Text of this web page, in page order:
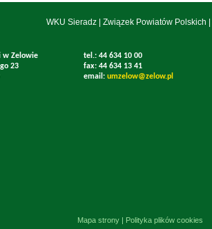
WKU Sieradz| Związek Powiatów Polskich |
w Zelowie
23
tel.: 44 634 10 00
fax: 44 634 13 41
email: umzelow@zelow.pl
Mapa strony | Polityka plików cookies